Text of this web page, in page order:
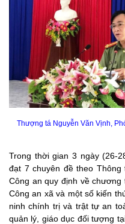
Thượng tá Nguyễn Văn Vịnh,
Trong thời gian 3 ngày (26-
đạt 7 chuyên đề theo Thông
Công an quy định về
Công an xã và một số kiến
ninh chính trị và trật tự an
quản lý, giáo dục đối tượng